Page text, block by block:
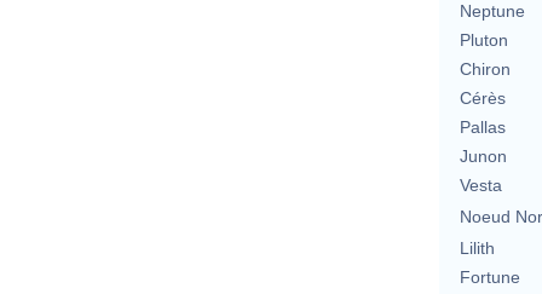
Neptune
Pluton
Chiron
Cérès
Pallas
Junon
Vesta
Noeud
Lilith
Fortune